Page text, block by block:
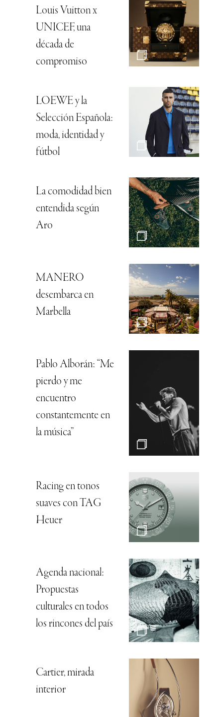
Louis Vuitton x
UNICEF, una
década de
compromiso
LOEWE y la
Selección Española:
moda, identidad y
fútbol
La comodidad bien
entendida según
Aro
MANERO
desembarca en
Marbella
Pablo Alborán: “Me
pierdo y me
encuentro
constantemente en
la música”
Racing en tonos
suaves con TAG
Heuer
Agenda nacional:
Propuestas
culturales en todos
los rincones del país
Cartier, mirada
interior